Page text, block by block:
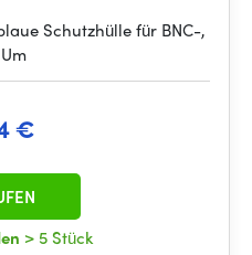
Schutzhülle für BNC-,
€
> 5 Stück